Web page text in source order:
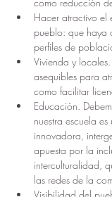
Hacer atractivo el
pueblo: que haya
perfiles de
Vivienda y
asequibles para
como facilitar
Educación.
nuestra escuela
innovadora,
apuesta por la
interculturalidad,
las redes de la